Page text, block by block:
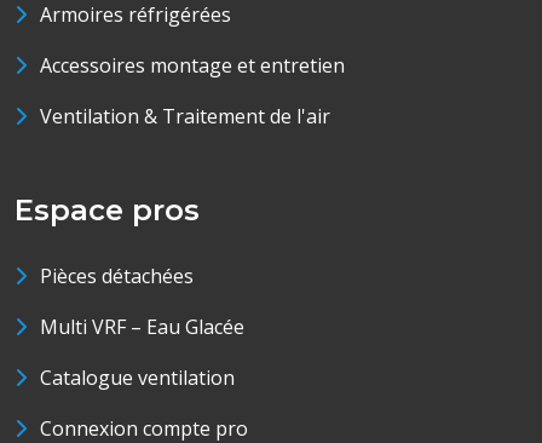
Armoires réfrigérées
Accessoires montage et entretien
Ventilation & Traitement de l'air
Espace pros
Pièces détachées
Multi VRF – Eau Glacée
Catalogue ventilation
Connexion compte pro